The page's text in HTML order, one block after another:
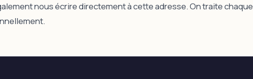
nous écrire directement à cette adresse. On traite chaque